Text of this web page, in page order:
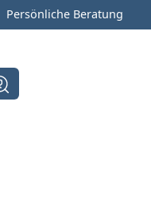
Persönliche Beratung